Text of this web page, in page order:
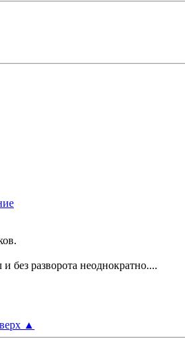
без разворота неоднократно....
▲